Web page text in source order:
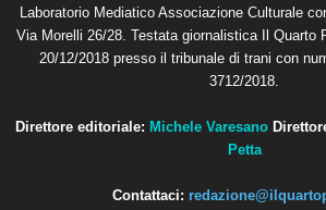
Laboratorio Mediatico Associazione Culturale
Via Morelli 26/28. Testata giornalistica Il Quarto
20/12/2018 presso il tribunale di trani con
3712/2018.
Direttore editoriale: Michele Varesano
Petta
Contattaci: